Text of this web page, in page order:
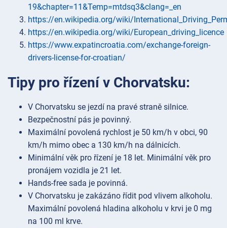
19&chapter=11&Temp=mtdsq3&clang=_en
https://en.wikipedia.org/wiki/
https://en.wikipedia.org/wiki/European_driving_licence
https://www.expatincroatia.com/exchange-foreign-
drivers-license-for-croatian/
Tipy pro řízení v Chorvatsku:
V Chorvatsku se jezdí na pravé straně silnice.
Bezpečnostní pás je povinný.
Maximální povolená rychlost je 50 km/h v obci, 90
km/h mimo obec a 130 km/h na dálnicích.
Minimální věk pro řízení je 18 let. Minimální věk pro
pronájem vozidla je 21 let.
Hands-free sada je povinná.
V Chorvatsku je zakázáno řídit pod vlivem alkoholu.
Maximální povolená hladina alkoholu v krvi je 0 mg
na 100 ml krve.